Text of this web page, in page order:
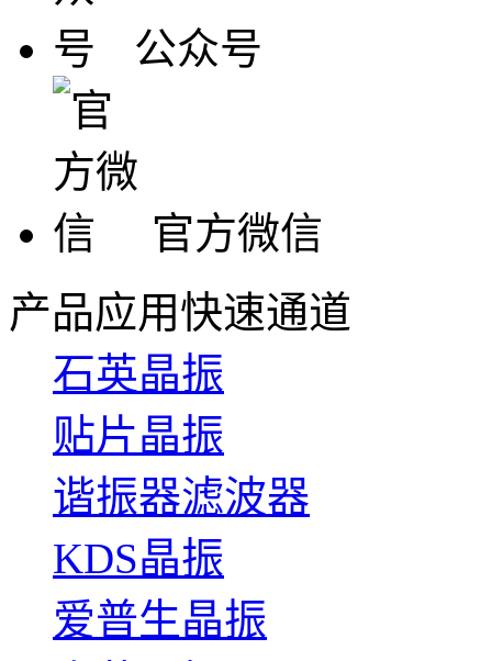
公众号
官方微信
产品应用快速通道
石英晶振
贴片晶振
谐振器滤波器
KDS晶振
爱普生晶振